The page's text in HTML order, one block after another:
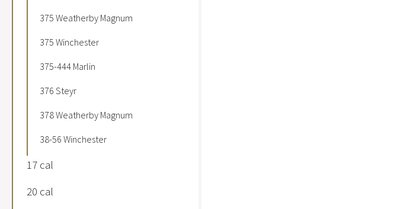
375 Weatherby Magnum
375 Winchester
375-444 Marlin
376 Steyr
378 Weatherby Magnum
38-56 Winchester
17 cal
20 cal